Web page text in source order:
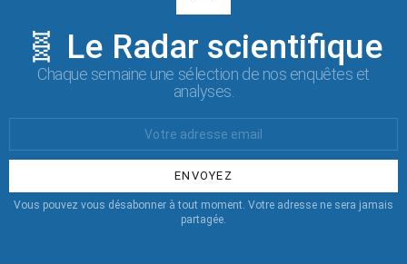
🧬 Le Radar scientifique
Chaque semaine une sélection de nos enquêtes et
analyses.
:
Vous pouvez vous désabonner à tout moment. Votre adresse ne sera jamais
partagée.